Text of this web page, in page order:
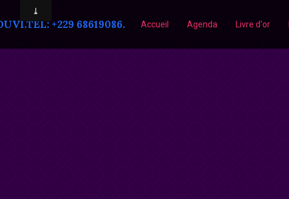
+229 68619086. Accueil Agenda Livre d'or